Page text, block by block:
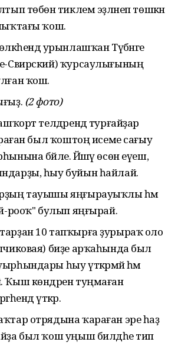
төбөнә тиклем эҙләнеп төшкән
ҡош.
урынлашҡан Түбәнге
Свирский) ҡурсаулығының
ҡош.
(2 фото)
телдәрендә турғайҙар
был ҡоштоң исеме сағыу
бәйле. Йәшәү өсөн еүеш,
һыу буйын һайлай.
тауышы яңғырауыҡлы һәм
рооҡ" булып яңғырай.
10 тапҡырға ҙурыраҡ оло
биҙе арҡаһында был
һыу үткәрмәй һәм
көндәрен туңмаған
үткәрә.
отрядына ҡараған эре һаҙ
был ҡош уңыш билдәһе тип